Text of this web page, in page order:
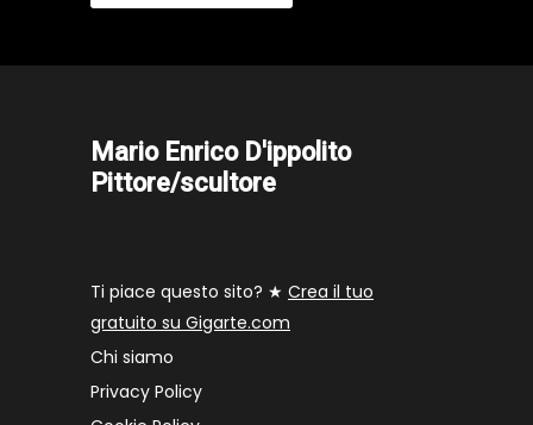
Mario Enrico D'ippolito
Pittore/scultore
Ti piace questo sito? ★ Crea il tuo
gratuito su Gigarte.com
Chi siamo
Privacy Policy